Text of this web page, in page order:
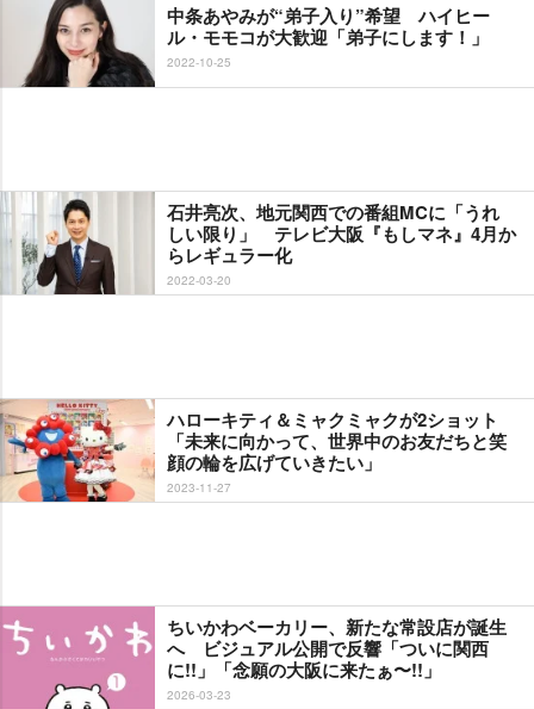
中条あやみが“弟子入り”希望 ハイヒー
ル・モモコが大歓迎「弟子にします！」
2022-10-25
石井亮次、地元関西での番組MCに「うれ
しい限り」 テレビ大阪『もしマネ』4月か
らレギュラー化
2022-03-20
ハローキティ＆ミャクミャクが2ショット
「未来に向かって、世界中のお友だちと笑
顔の輪を広げていきたい」
2023-11-27
ちいかわベーカリー、新たな常設店が誕生
へ ビジュアル公開で反響「ついに関西
に!!」「念願の大阪に来たぁ〜!!」
2026-03-23